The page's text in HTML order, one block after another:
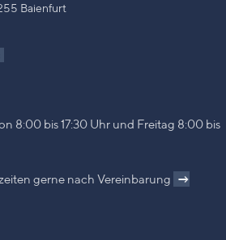
Baienfurt
8:00 bis 17:30 Uhr und Freitag 8:00 bis
gerne nach Vereinbarung →